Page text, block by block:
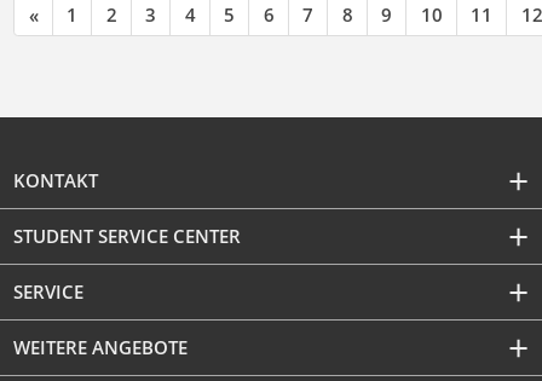
« 1 2 3 4 5 6 7 8 9 10 11 12
KONTAKT
STUDENT SERVICE CENTER
SERVICE
WEITERE ANGEBOTE